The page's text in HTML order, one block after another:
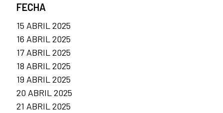
FECHA
15 ABRIL 2025
16 ABRIL 2025
17 ABRIL 2025
18 ABRIL 2025
19 ABRIL 2025
20 ABRIL 2025
21 ABRIL 2025